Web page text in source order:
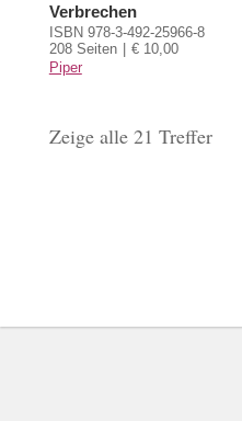
Verbrechen
ISBN 978-3-492-25966-8
208 Seiten
€ 10,00
Piper
Zeige alle 21 Treffer